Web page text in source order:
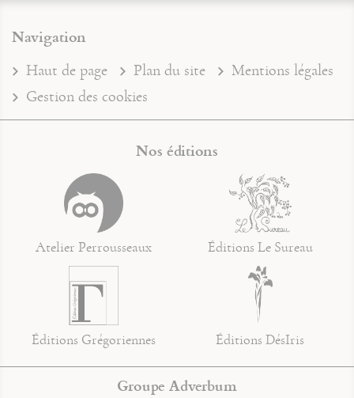
Navigation
Haut de page Plan du site
Mentions légales
Gestion des cookies
Nos éditions
Atelier Perrousseaux Éditions Le Sureau
Éditions Grégoriennes Éditions DésIris
Groupe Adverbum